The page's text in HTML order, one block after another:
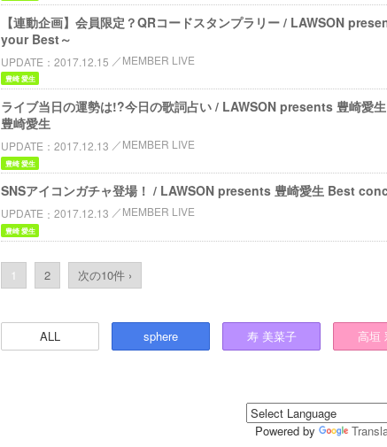
【連動企画】会員限定？QRコードスタンプラリー / LAWSON
your Best～
UPDATE 2017.12.15 MEMBER LIVE
豊崎 愛生
ライブ当日の運勢は!?今日の歌詞占い / LAWSON presents 豊崎
豊崎愛生
UPDATE 2017.12.13 MEMBER LIVE
豊崎 愛生
SNSアイコンガチャ登場！ / LAWSON presents 豊崎愛生 Best
UPDATE 2017.12.13 MEMBER LIVE
豊崎 愛生
1 2 次の10件 ›
ALL sphere 寿 美菜子 高垣
Powered by